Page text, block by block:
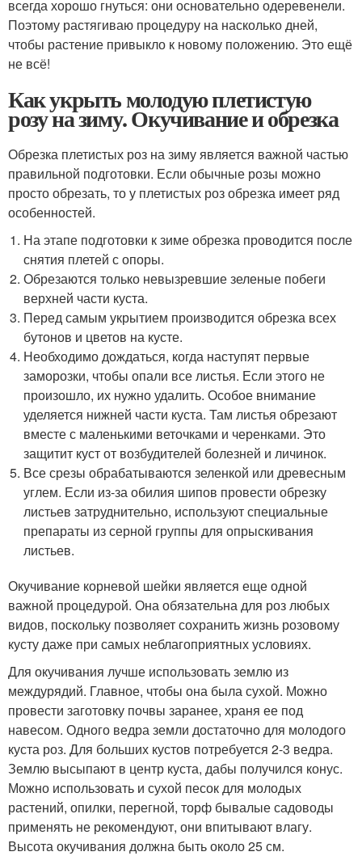
всегда хорошо гнуться: они основательно одеревенели.
Поэтому растягиваю процедуру на насколько дней,
чтобы растение привыкло к новому положению. Это ещё
не всё!
Как укрыть молодую плетистую
розу на зиму. Окучивание и обрезка
Обрезка плетистых роз на зиму является важной частью
правильной подготовки. Если обычные розы можно
просто обрезать, то у плетистых роз обрезка имеет ряд
особенностей.
На этапе подготовки к зиме обрезка проводится после
снятия плетей с опоры.
Обрезаются только невызревшие зеленые побеги
верхней части куста.
Перед самым укрытием производится обрезка всех
бутонов и цветов на кусте.
Необходимо дождаться, когда наступят первые
заморозки, чтобы опали все листья. Если этого не
произошло, их нужно удалить. Особое внимание
уделяется нижней части куста. Там листья обрезают
вместе с маленькими веточками и черенками. Это
защитит куст от возбудителей болезней и личинок.
Все срезы обрабатываются зеленкой или древесным
углем. Если из-за обилия шипов провести обрезку
листьев затруднительно, используют специальные
препараты из серной группы для опрыскивания
листьев.
Окучивание корневой шейки является еще одной
важной процедурой. Она обязательна для роз любых
видов, поскольку позволяет сохранить жизнь розовому
кусту даже при самых неблагоприятных условиях.
Для окучивания лучше использовать землю из
междурядий. Главное, чтобы она была сухой. Можно
провести заготовку почвы заранее, храня ее под
навесом. Одного ведра земли достаточно для молодого
куста роз. Для больших кустов потребуется 2-3 ведра.
Землю высыпают в центр куста, дабы получился конус.
Можно использовать и сухой песок для молодых
растений, опилки, перегной, торф бывалые садоводы
применять не рекомендуют, они впитывают влагу.
Высота окучивания должна быть около 25 см.